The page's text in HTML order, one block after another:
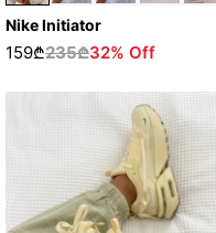
Nike Initiator
159₾235₾32% Off